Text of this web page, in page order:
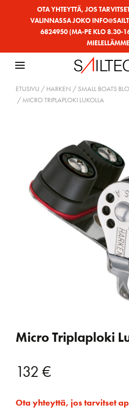
OTA YHTEYTTÄ, JOS
VALINNASSA JOKO
6824950 (MA-PE KLO 8.30-
ETUSIVU / HARKEN / SMALL BOATS
/ MICRO TRIPLAPLOKI LUKOLLA
Micro Triplaploki
132 €
Ota yhteyttä, jos tarvitset